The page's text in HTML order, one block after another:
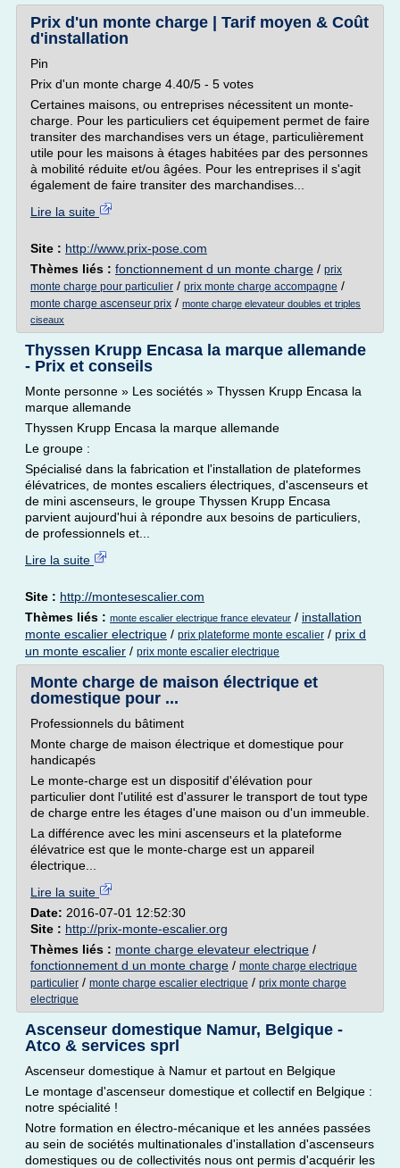
Prix d'un monte charge | Tarif moyen & Coût
d'installation
Pin
Prix d'un monte charge 4.40/5 - 5 votes
Certaines maisons, ou entreprises nécessitent un monte-
charge. Pour les particuliers cet équipement permet de faire
transiter des marchandises vers un étage, particulièrement
utile pour les maisons à étages habitées par des personnes
à mobilité réduite et/ou âgées. Pour les entreprises il s'agit
également de faire transiter des marchandises...
Lire la suite
Site : http://www.prix-pose.com
Thèmes liés : fonctionnement d un monte charge / prix
monte charge pour particulier / prix monte charge accompagne /
monte charge ascenseur prix / monte charge elevateur doubles et triples
ciseaux
Thyssen Krupp Encasa la marque allemande
- Prix et conseils
Monte personne » Les sociétés » Thyssen Krupp Encasa la
marque allemande
Thyssen Krupp Encasa la marque allemande
Le groupe :
Spécialisé dans la fabrication et l'installation de plateformes
élévatrices, de montes escaliers électriques, d'ascenseurs et
de mini ascenseurs, le groupe Thyssen Krupp Encasa
parvient aujourd'hui à répondre aux besoins de particuliers,
de professionnels et...
Lire la suite
Site : http://montesescalier.com
Thèmes liés : monte escalier electrique france elevateur / installation
monte escalier electrique / prix plateforme monte escalier / prix d
un monte escalier / prix monte escalier electrique
Monte charge de maison électrique et
domestique pour ...
Professionnels du bâtiment
Monte charge de maison électrique et domestique pour
handicapés
Le monte-charge est un dispositif d'élévation pour
particulier dont l'utilité est d'assurer le transport de tout type
de charge entre les étages d'une maison ou d'un immeuble.
La différence avec les mini ascenseurs et la plateforme
élévatrice est que le monte-charge est un appareil
électrique...
Lire la suite
Date: 2016-07-01 12:52:30
Site : http://prix-monte-escalier.org
Thèmes liés : monte charge elevateur electrique /
fonctionnement d un monte charge / monte charge electrique
particulier / monte charge escalier electrique / prix monte charge
electrique
Ascenseur domestique Namur, Belgique -
Atco & services sprl
Ascenseur domestique à Namur et partout en Belgique
Le montage d'ascenseur domestique et collectif en Belgique :
notre spécialité !
Notre formation en électro-mécanique et les années passées
au sein de sociétés multinationales d'installation d'ascenseurs
domestiques ou de collectivités nous ont permis d'acquérir les